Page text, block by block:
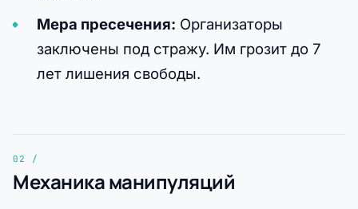
Мера пресечения: Организаторы
заключены под стражу. Им грозит до 7
лет лишения свободы.
Механика манипуляций